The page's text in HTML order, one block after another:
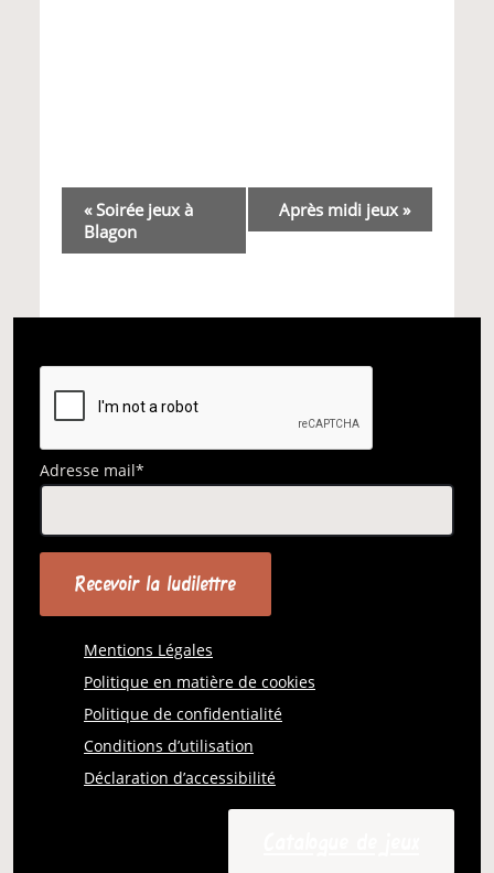
Navigation
Évènement
«Soirée jeux à
Blagon
Après midi jeux»
Adresse mail*
Mentions Légales
Politique en matière de cookies
Politique de confidentialité
Conditions d’utilisation
Déclaration d’accessibilité